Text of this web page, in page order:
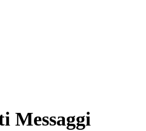
Messaggi